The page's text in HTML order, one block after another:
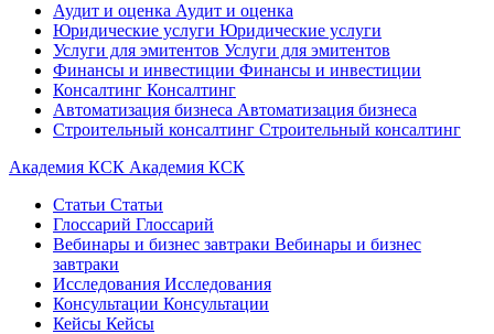
Аудит и оценка Аудит и оценка
Юридические услуги Юридические услуги
Услуги для эмитентов Услуги для эмитентов
Финансы и инвестиции Финансы и инвестиции
Консалтинг Консалтинг
Автоматизация бизнеса Автоматизация бизнеса
Строительный консалтинг Строительный консалтинг
Академия КСК Академия КСК
Статьи Статьи
Глоссарий Глоссарий
Вебинары и бизнес завтраки Вебинары и бизнес
завтраки
Исследования Исследования
Консультации Консультации
Кейсы Кейсы